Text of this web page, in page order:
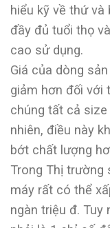
hiểu kỹ về thứ
đầy đủ tuổi thọ
cao sử dụng.
Giá của dòng
giảm hơn đối với
chúng tất cả
nhiên, điều này
bớt chất lượng
Trong Thị trường
máy rất có thể
ngàn triệu đ. Tuy